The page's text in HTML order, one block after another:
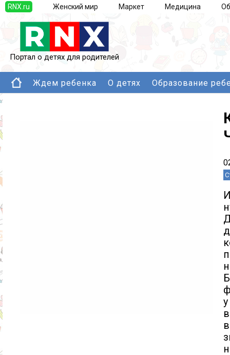
RNX.ru Женский мир Маркет Медицина
Портал о детях для родителей
Ждем ребенка О детях Образование